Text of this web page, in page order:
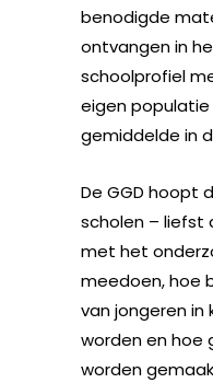
benodigde
ontvangen in
schoolprofiel
eigen
gemiddelde in
De GGD hoopt
scholen – liefst
met het
meedoen, hoe
van jongeren
worden en hoe
worden